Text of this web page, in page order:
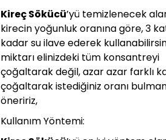
Kireç Sökücü’yü temizlenecek
kirecin yoğunluk oranına göre, 3
kadar su ilave ederek
miktarı elinizdeki tüm konsantreyi
çoğaltarak değil, azar azar farklı
çoğaltarak istediğiniz oranı
öneririz,
Kullanım Yöntemi: